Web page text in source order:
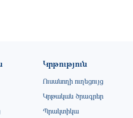
Կրթություն
Ուսանողի ուղեցույց
Կրթական ծրագրեր
Պրակտիկա